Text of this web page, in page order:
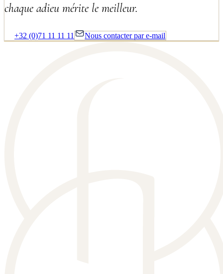
chaque adieu mérite le meilleur.
+32 (0)71 11 11 11 Nous contacter par e-mail